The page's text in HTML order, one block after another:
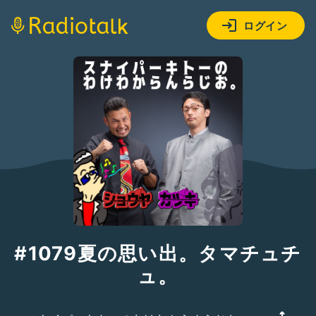
ログイン
#1079夏の思い出。タマチュチ
ュ。